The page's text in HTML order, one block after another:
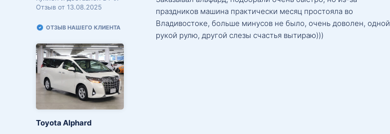
Отзыв от 13.08.2025
ОТЗЫВ НАШЕГО КЛИЕНТА
Toyota Alphard
праздников машина практически месяц простояла во
Владивостоке, больше минусов не было, очень доволен, одной
рукой рулю, другой слезы счастья вытираю)))